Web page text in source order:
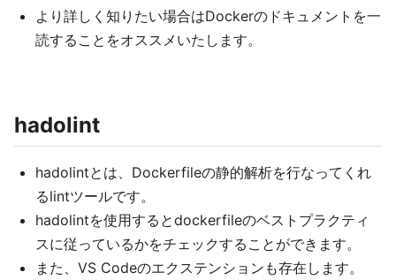
より詳しく知りたい場合はDockerのドキュメントを一
読することをオススメいたします。
hadolint
hadolintとは、Dockerfileの静的解析を行なってくれ
るlintツールです。
hadolintを使用するとdockerfileのベストプラクティ
スに従っているかをチェックすることができます。
また、VS Codeのエクステンションも存在します。